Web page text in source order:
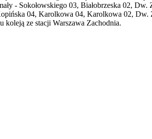
- Sokołowskiego 03, Białobrzeska 02,
04, Karolkowa 04, Karolkowa 02, Dw.
koleją ze stacji Warszawa Zachodnia.